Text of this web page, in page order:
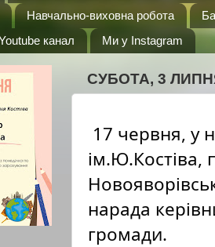
Навчально-виховна робота
канал Ми у Instagram
СУБОТА, 3
17 червня, у
ім.Ю.Костіва,
нарада
громади.